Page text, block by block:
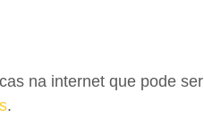
na internet que pode ser
.